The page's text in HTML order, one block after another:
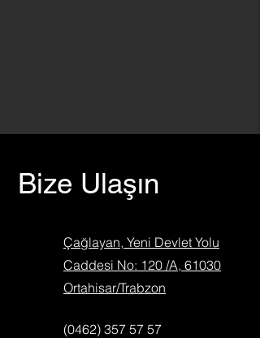
Bize Ulaşın
Çağlayan, Yeni Devlet Yolu
Caddesi No: 120 /A, 61030
Ortahisar/Trabzon
(0462) 357 57 57